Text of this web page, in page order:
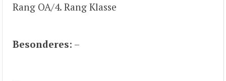
Rang OA/4. Rang Klasse
Besonderes: –